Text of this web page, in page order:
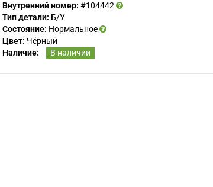
Внутренний номер: #104442
Тип детали: Б/У
Состояние: Нормальное
Цвет: Чёрный
Наличие:
В наличии